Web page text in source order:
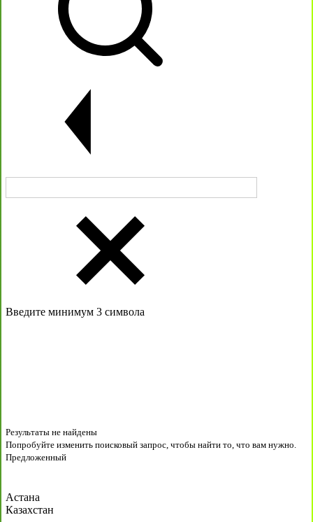
Введите минимум 3 символа
Результаты не найдены
Попробуйте изменить поисковый запрос, чтобы найти то, что вам нужно.
Предложенный
Астана
Казахстан